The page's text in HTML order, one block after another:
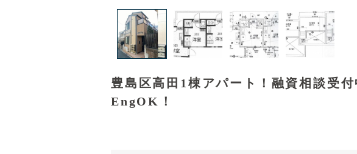
豊島区高田1棟アパート！融資相談受付
EngOK！